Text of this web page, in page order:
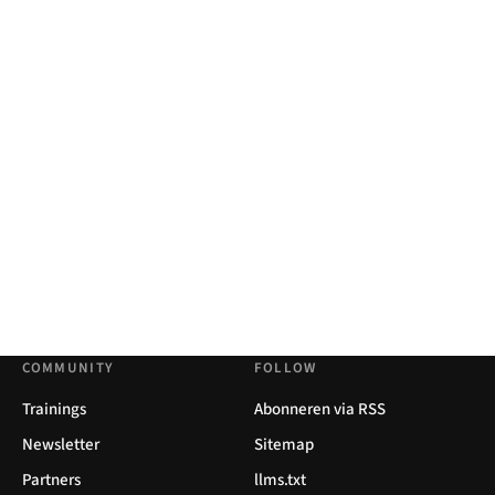
COMMUNITY
Trainings
Newsletter
Partners
FOLLOW
Abonneren via RSS
Sitemap
llms.txt